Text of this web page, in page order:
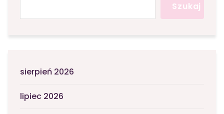
Szukaj
sierpień 2026
lipiec 2026